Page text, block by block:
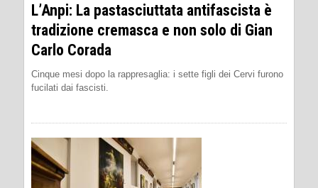
L’Anpi: La pastasciuttata antifascista è
tradizione cremasca e non solo di Gian
Carlo Corada
Cinque mesi dopo la rappresaglia: i sette figli dei Cervi furono
fucilati dai fascisti.